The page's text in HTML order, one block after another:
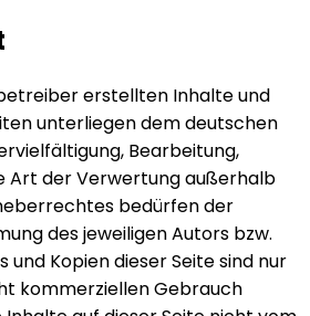
erstellten Inhalte und
unterliegen dem deutschen
Bearbeitung,
Art der Verwertung außerhalb
bedürfen der
des jeweiligen Autors bzw.
und Kopien dieser Seite sind nur
kommerziellen Gebrauch